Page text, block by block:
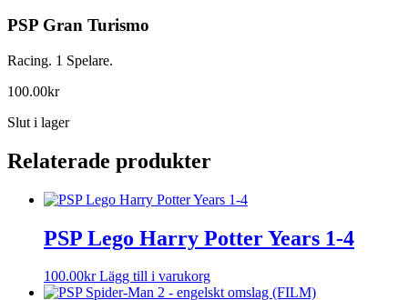
PSP Gran Turismo
Racing. 1 Spelare.
100.00kr
Slut i lager
Relaterade produkter
PSP Lego Harry Potter Years 1-4
100.00kr Lägg till i varukorg